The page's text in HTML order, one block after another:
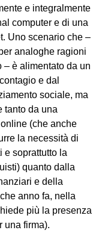
e integralmente
computer e di una
Uno scenario che –
analoghe ragioni
– è alimentato da un
e dal
sociale, ma
tanto da una
(che anche
la necessità di
e soprattutto la
quanto dalla
e della
anno fa, nella
più la presenza
una firma).